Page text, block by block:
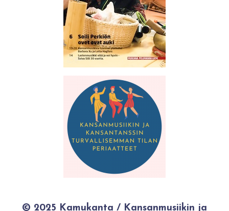
© 2025 Kamukanta / Kansanmusiikin ja